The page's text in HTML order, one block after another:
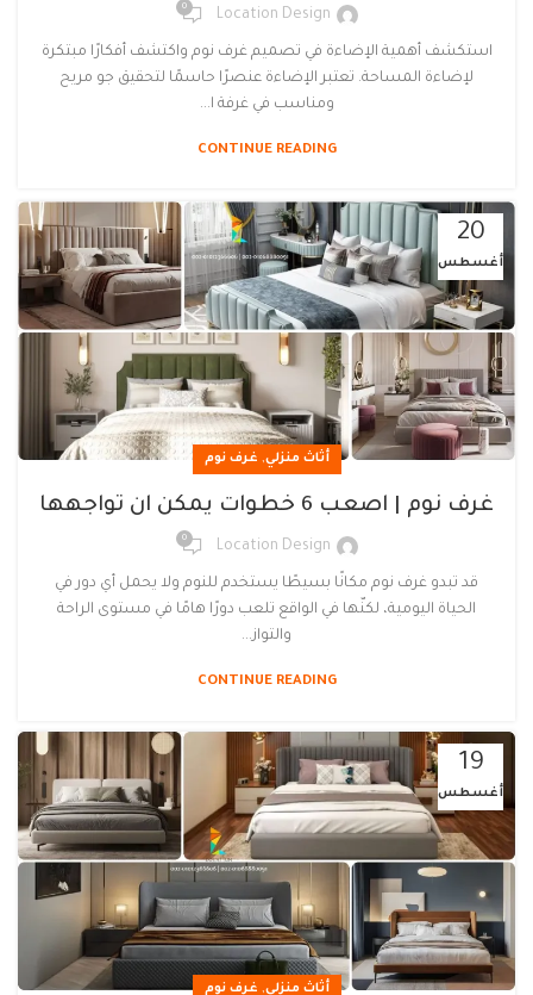
Location Design
0
استكشف أهمية الإضاءة في تصميم غرف نوم واكتشف أفكارًا مبتكرة
لإضاءة المساحة. تعتبر الإضاءة عنصرًا حاسمًا لتحقيق جو مريح
ومناسب في غرفة ا...
CONTINUE READING
20
أغسطس
أثاث منزلي, غرف نوم
غرف نوم | اصعب 6 خطوات يمكن ان تواجهها
Location Design
0
قد تبدو غرف نوم مكانًا بسيطًا يستخدم للنوم ولا يحمل أي دور في
الحياة اليومية، لكنّها في الواقع تلعب دورًا هامًا في مستوى الراحة
والتواز...
CONTINUE READING
19
أغسطس
أثاث منزلي, غرف نوم